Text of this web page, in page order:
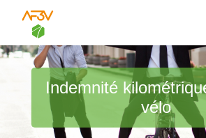
Indemnité
vélo